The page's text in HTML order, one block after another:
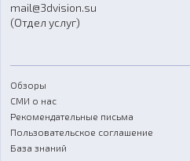
mail@3dvision.su
(Отдел услуг)
Обзоры
СМИ о нас
Рекомендательные письма
Пользовательское соглашение
База знаний